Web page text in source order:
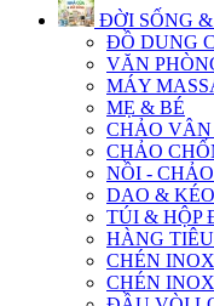
ĐỜI SỐNG
ĐỒ DUNG
VĂN
MÁY
MẸ & BÉ
CHẢO
CHẢO
NỒI -
DAO & KÉO
TÚI & HỘP
HÀNG
CHÉN
CHÉN